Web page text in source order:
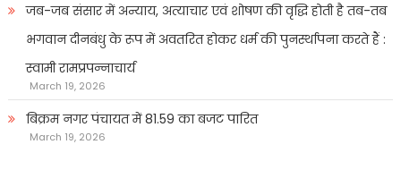
जब-जब संसार में अन्याय, अत्याचार एवं शोषण की वृद्धि होती है तब-तब
भगवान दीनबंधु के रूप में अवतरित होकर धर्म की पुनर्स्थापना करते हैं :
स्वामी रामप्रपन्नाचार्य
March 19, 2026
बिक्रम नगर पंचायत में 81.59 का बजट पारित
March 19, 2026